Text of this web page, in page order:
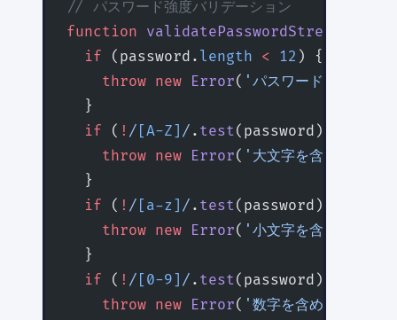
// パスワード強度バリデーション
function validatePasswordStrength
  if
(password. length < 12 ) {
    throw
new Error( 'パスワードは12文字
  }
  if
( ! / [A-Z] / . test(password)) {
    throw
new Error( '大文字を含める必要
  }
  if
( ! / [a-z] / . test(password)) {
    throw
new Error( '小文字を含める必要
  }
  if
( ! / [0-9] / . test(password)) {
    throw
new Error( '数字を含める必要が